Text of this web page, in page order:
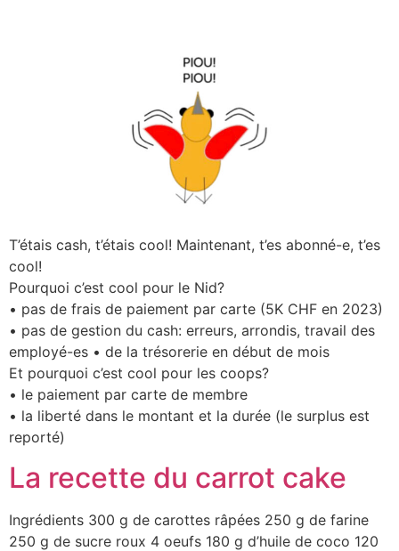
T’étais cash, t’étais cool! Maintenant, t’es abonné-e, t’es
cool!
Pourquoi c’est cool pour le Nid?
• pas de frais de paiement par carte (5K CHF en 2023)
• pas de gestion du cash: erreurs, arrondis, travail des
employé-es • de la trésorerie en début de mois
Et pourquoi c’est cool pour les coops?
• le paiement par carte de membre
• la liberté dans le montant et la durée (le surplus est
reporté)
La recette du carrot cake
Ingrédients 300 g de carottes râpées 250 g de farine
250 g de sucre roux 4 oeufs 180 g d’huile de coco 120